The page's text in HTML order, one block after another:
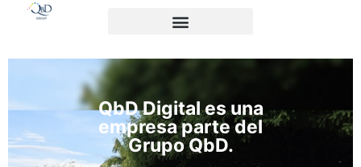
QbD Digital es una
empresa parte del
Grupo QbD.